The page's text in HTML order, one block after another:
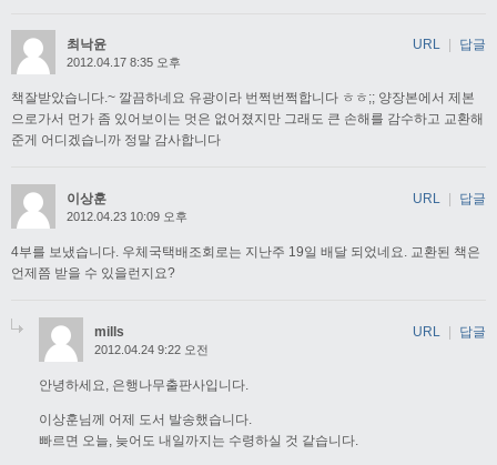
최낙윤
2012.04.17 8:35 오후
책잘받았습니다.~ 깔끔하네요 유광이라 번쩍번쩍합니다 ㅎㅎ;; 양장본에서 제본
으로가서 먼가 좀 있어보이는 멋은 없어졌지만 그래도 큰 손해를 감수하고 교환해
준게 어디겠습니까 정말 감사합니다
URL 답글
이상훈
2012.04.23 10:09 오후
4부를 보냈습니다. 우체국택배조회로는 지난주 19일 배달 되었네요. 교환된 책은
언제쯤 받을 수 있을런지요?
URL | 답글
mills
2012.04.24 9:22 오전
안녕하세요, 은행나무출판사입니다.
이상훈님께 어제 도서 발송했습니다.
빠르면 오늘, 늦어도 내일까지는 수령하실 것 같습니다.
URL | 답글